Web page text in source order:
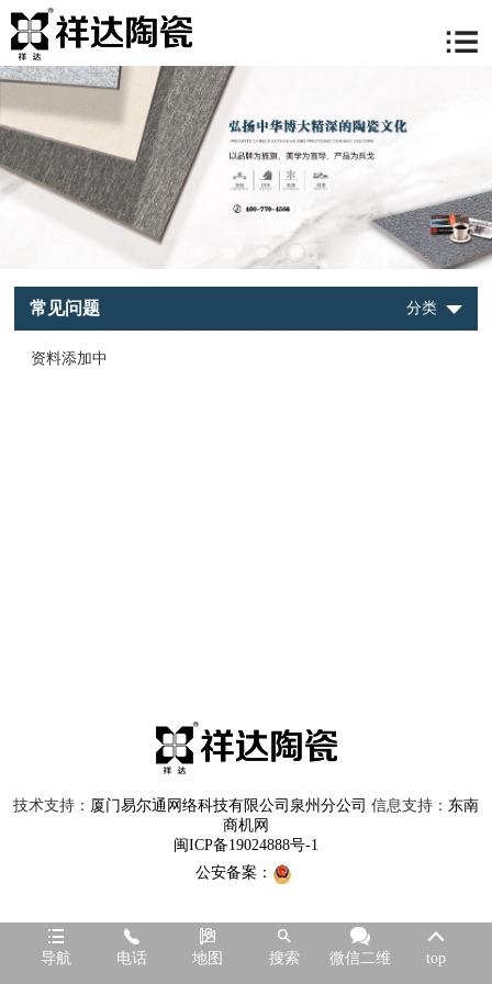

导航

电话

地图

搜索

微信二维

top
常见问题 分类
资料添加中
技术支持： 厦门易尔通网络科技有限公司泉州分公司 信息支持： 东南
商机网
闽ICP备19024888号-1
公安备案：